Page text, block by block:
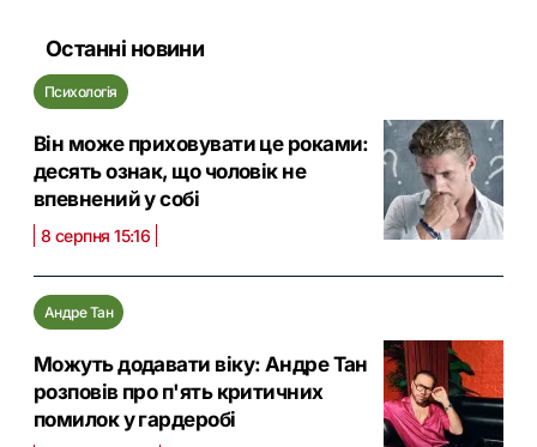
Останні новини
Психологія
Він може приховувати це роками:
десять ознак, що чоловік не
впевнений у собі
8 серпня 15:16
Андре Тан
Можуть додавати віку: Андре Тан
розповів про п'ять критичних
помилок у гардеробі